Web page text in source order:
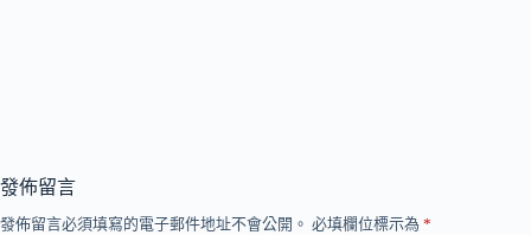
發佈留言
發佈留言必須填寫的電子郵件地址不會公開。 必填欄位標示為 *